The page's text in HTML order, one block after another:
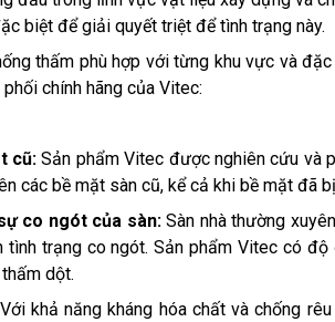
biệt để giải quyết triệt để tình trạng này.
thấm phù hợp với từng khu vực và
phối chính hãng của Vitec:
cũ: Sản phẩm Vitec được nghiên cứu và
các bề mặt sàn cũ, kể cả khi bề mặt đã
co ngót của sàn:Sàn nhà thường
trạng co ngót. Sản phẩm Vitec có
dột.
Với khả năng kháng hóa chất và chống